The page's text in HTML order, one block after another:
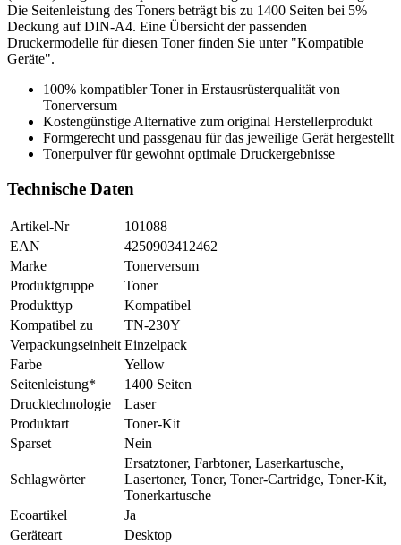
Die Seitenleistung des Toners beträgt bis zu 1400 Seiten bei 5%
Deckung auf DIN-A4. Eine Übersicht der passenden
Druckermodelle für diesen Toner finden Sie unter "Kompatible
Geräte".
100% kompatibler Toner in Erstausrüsterqualität von
Tonerversum
Kostengünstige Alternative zum original Herstellerprodukt
Formgerecht und passgenau für das jeweilige Gerät hergestellt
Tonerpulver für gewohnt optimale Druckergebnisse
Technische Daten
Artikel-Nr
101088
EAN
4250903412462
Marke
Tonerversum
Produktgruppe
Toner
Produkttyp
Kompatibel
Kompatibel zu
TN-230Y
Verpackungseinheit Einzelpack
Farbe
Yellow
Seitenleistung*
1400 Seiten
Drucktechnologie
Laser
Produktart
Toner-Kit
Sparset
Nein
Schlagwörter
Ersatztoner, Farbtoner, Laserkartusche,
Lasertoner, Toner, Toner-Cartridge, Toner-Kit,
Tonerkartusche
Ecoartikel
Ja
Geräteart
Desktop